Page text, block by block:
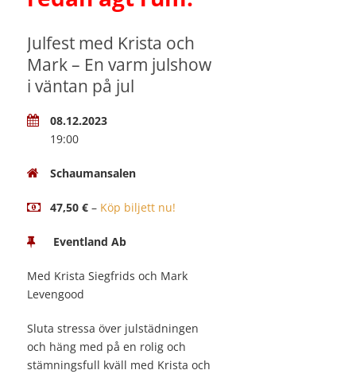
Julfest med Krista och
Mark – En varm julshow
i väntan på jul
08.12.2023
19:00
Schaumansalen
47,50 € – Köp biljett nu!
Eventland Ab
Med Krista Siegfrids och Mark
Levengood
Sluta stressa över julstädningen
och häng med på en rolig och
stämningsfull kväll med Krista och